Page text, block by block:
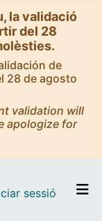
la validació
del 28
de
28 de agosto
validation will
apologize for
sessió (current)